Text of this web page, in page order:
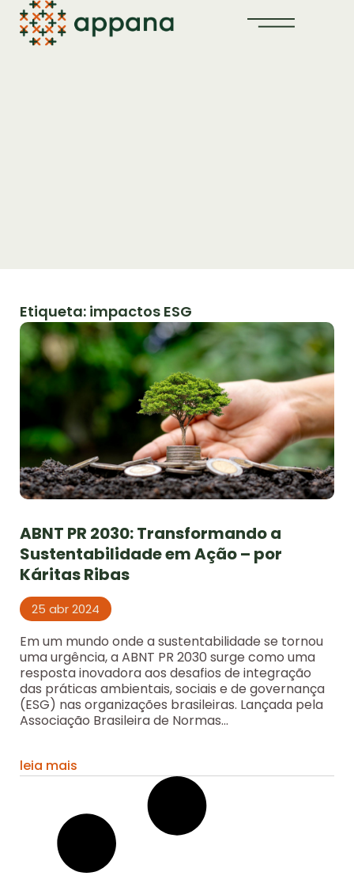
Etiqueta: impactos ESG
ABNT PR 2030: Transformando a
Sustentabilidade em Ação – por
Káritas Ribas
25 abr 2024
Em um mundo onde a sustentabilidade se tornou
uma urgência, a ABNT PR 2030 surge como uma
resposta inovadora aos desafios de integração
das práticas ambientais, sociais e de governança
(ESG) nas organizações brasileiras. Lançada pela
Associação Brasileira de Normas...
leia mais